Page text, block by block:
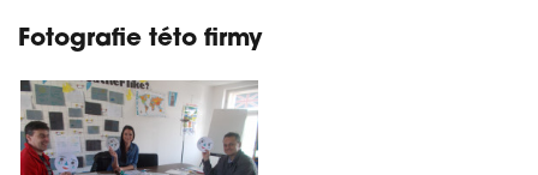
Fotografie této firmy